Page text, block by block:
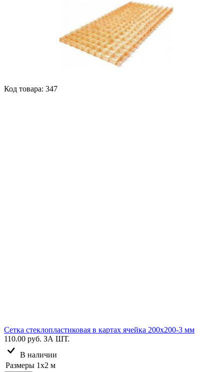
Код товара: 347
Сетка стеклопластиковая в картах ячейка 200х200-3 мм
110.00 руб. ЗА ШТ.
В наличии
Размеры 1х2 м